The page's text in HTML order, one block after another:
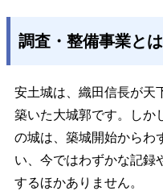
調査・整備事業と
安土城は、織田信長が天
築いた大城郭です。しか
の城は、築城開始からわ
い、今ではわずかな記録
するほかありません。